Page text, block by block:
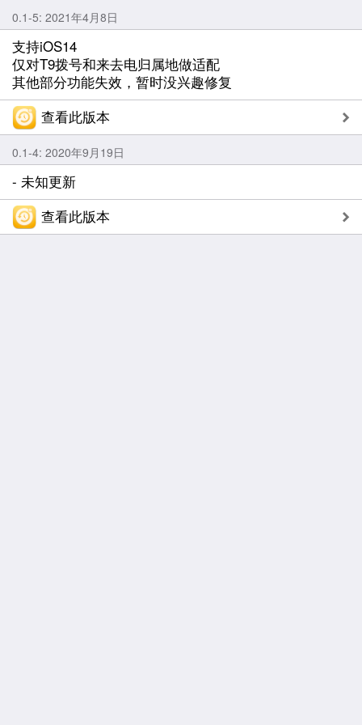
0.1-5: 2021年4月8日
支持iOS14
仅对T9拨号和来去电归属地做适配
其他部分功能失效，暂时没兴趣修复
查看此版本
0.1-4: 2020年9月19日
- 未知更新
查看此版本